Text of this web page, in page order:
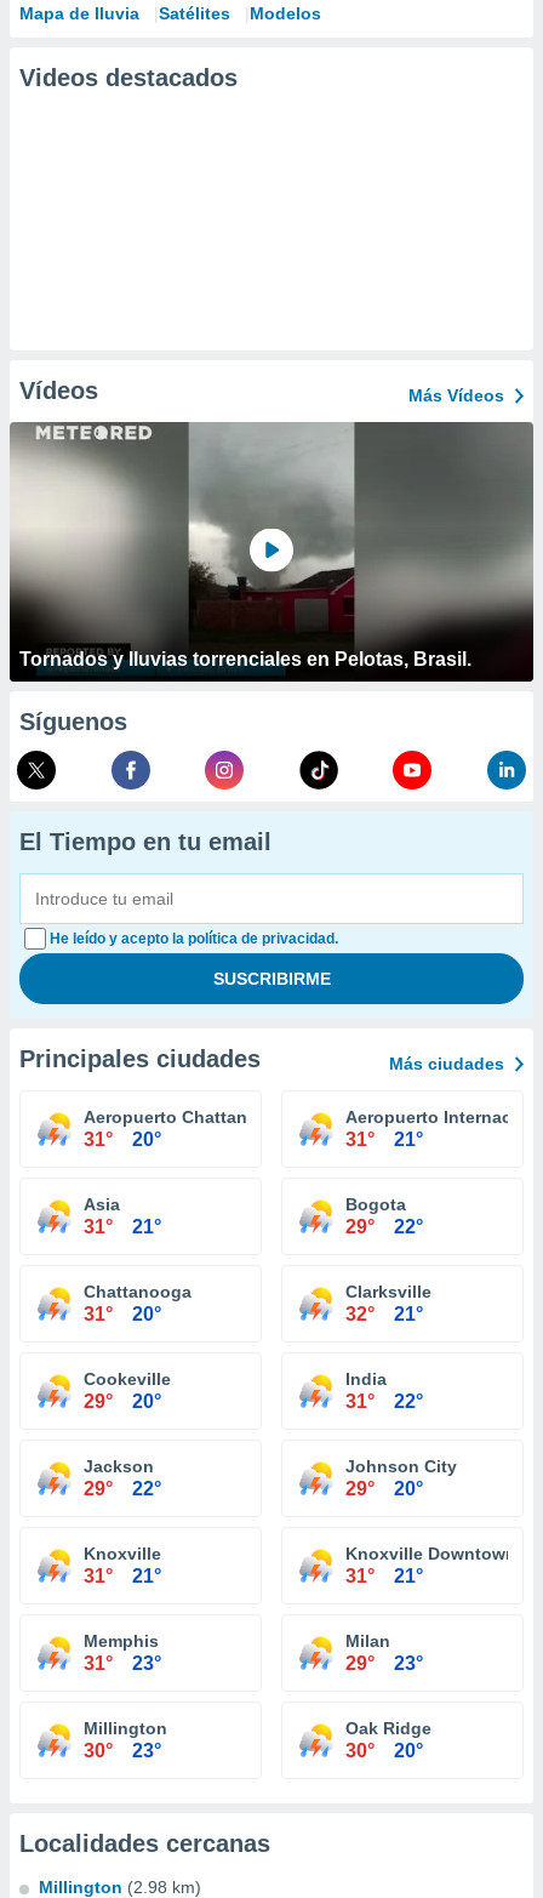
Mapa de lluvia Satélites Modelos
Videos destacados
Vídeos Más Vídeos
Tornados y lluvias torrenciales en Pelotas, Brasil.
Síguenos
El Tiempo en tu email
He leído y acepto la política de privacidad.
Principales ciudades Más ciudades
Aeropuerto Chattanooga
31° 20°
Aeropuerto
31° 21°
Asia
31° 21°
Bogota
29° 22°
Chattanooga
31° 20°
Clarksville
32° 21°
Cookeville
29° 20°
India
31° 22°
Jackson
29° 22°
Johnson City
29° 20°
Knoxville
31° 21°
Knoxville Downtown
31° 21°
Memphis
31° 23°
Milan
29° 23°
Millington
30° 23°
Oak Ridge
30° 20°
Localidades cercanas
Millington (2.98 km)